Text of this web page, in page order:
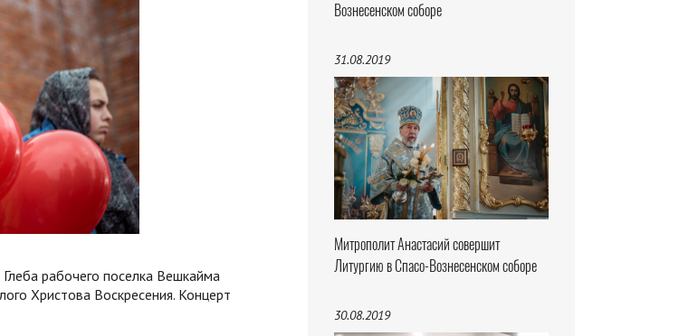
Вознесенском соборе
31.08.2019
Митрополит Анастасий совершит
Литургию в Спасо-Вознесенском соборе
30.08.2019
рабочего поселка Вешкайма
Христова Воскресения. Концерт